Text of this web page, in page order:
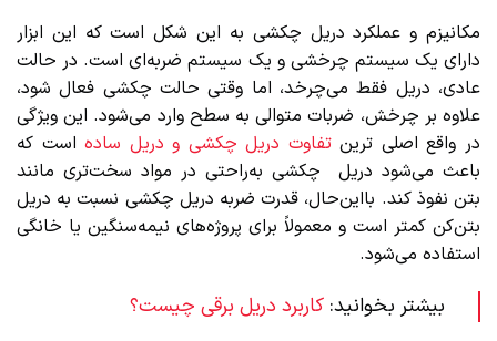
مکانیزم و عملکرد دریل چکشی به این شکل است که این ابزار
دارای یک سیستم چرخشی و یک سیستم ضربه‌ای است. در حالت
عادی، دریل فقط می‌چرخد، اما وقتی حالت چکشی فعال شود،
علاوه بر چرخش، ضربات متوالی به سطح وارد می‌شود. این ویژگی
در واقع اصلی ترینتفاوت دریل چکشی و دریل سادهاست که
باعث می‌شود دریل چکشی به‌راحتی در مواد سخت‌تری مانند
بتن نفوذ کند. بااین‌حال، قدرت ضربه دریل چکشی نسبت به دریل
بتن‌کن کمتر است و معمولاً برای پروژه‌های نیمه‌سنگین یا خانگی
استفاده می‌شود.
بیشتر بخوانید: کاربرد دریل برقی چیست؟